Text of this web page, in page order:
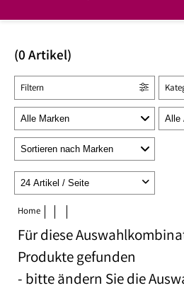
(0 Artikel)
Filtern
Home
Für diese
Produkte gefunden
- bitte ändern Sie die